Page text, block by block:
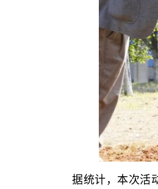
据统计，本次活